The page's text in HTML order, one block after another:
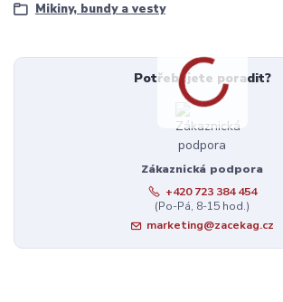
Mikiny, bundy a vesty
Potřebujete poradit?
Zákaznická podpora
+420 723 384 454
(Po-Pá, 8-15 hod.)
marketing@zacekag.cz